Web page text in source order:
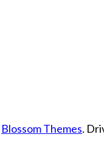
Blossom Themes.